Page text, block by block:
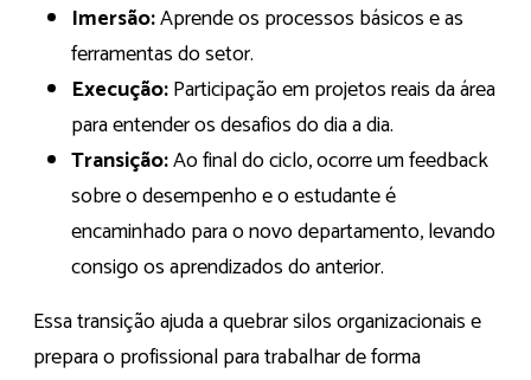
Imersão:Aprende os processos básicos e as
ferramentas do setor.
Execução:Participação em projetos reais da área
para entender os desafios do dia a dia.
Transição:Ao final do ciclo, ocorre um feedback
sobre o desempenho e o estudante é
encaminhado para o novo departamento, levando
consigo os aprendizados do anterior.
Essa transição ajuda a quebrar silos organizacionais e
prepara o profissional para trabalhar de forma